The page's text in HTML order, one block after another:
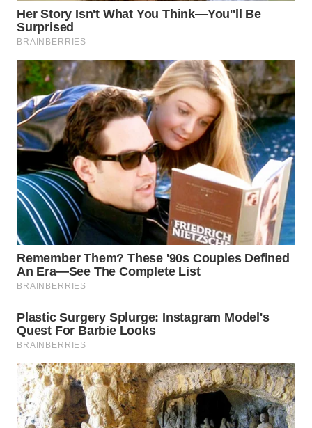
BINJAI
WN
CIREBON
WN
INDRAMAYU
WN
KUNINGAN
WN
MAJALENGKA
SUBANG
SUKABUMI
PURWAKARTA
WN
PRIANGAN